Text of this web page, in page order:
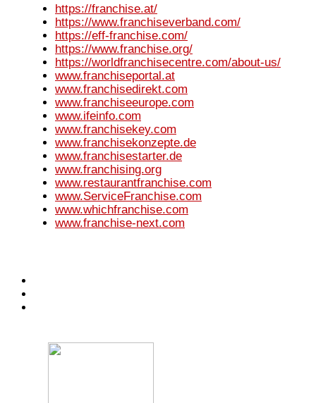
https://franchise.at/
https://www.franchiseverband.com/
https://eff-franchise.com/
https://www.franchise.org/
https://worldfranchisecentre.com/about-us/
www.franchiseportal.at
www.franchisedirekt.com
www.franchiseeurope.com
www.ifeinfo.com
www.franchisekey.com
www.franchisekonzepte.de
www.franchisestarter.de
www.franchising.org
www.restaurantfranchise.com
www.ServiceFranchise.com
www.whichfranchise.com
www.franchise-next.com